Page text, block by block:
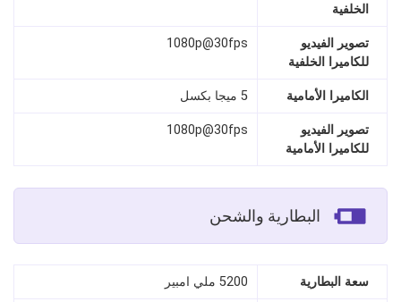
الخلفية
تصوير الفيديو
للكاميرا الخلفية
1080p@30fps
الكاميرا الأمامية 5 ميجا بكسل
تصوير الفيديو
للكاميرا الأمامية
1080p@30fps
البطارية والشحن
سعة البطارية 5200 ملي امبير